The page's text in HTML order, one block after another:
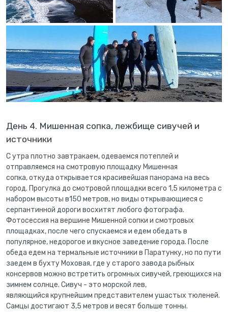
День 4. Мишенная сопка, лежбище сивучей и
источники
С утра плотно завтракаем, одеваемся потеплей и
отправляемся на смотровую площадку Мишенная
сопка, откуда открывается красивейшая панорама на весь
город. Прогулка до смотровой площадки всего 1,5 километра с
набором высоты в150 метров, но виды открывающиеся с
серпантинной дороги восхитят любого фотографа.
Фотосессия на вершине Мишенной сопки и смотровых
площадках, после чего спускаемся и едем обедать в
популярное, недорогое и вкусное заведение города. После
обеда едем на термальные источники в Паратунку, но по пути
заедем в бухту Моховая, где у старого завода рыбных
консервов можно встретить огромных сивучей, греющихся на
зимнем солнце. Сивуч - это морской лев,
являющийся крупнейшим представителем ушастых тюленей.
Самцы достигают 3,5 метров и весят больше тонны.